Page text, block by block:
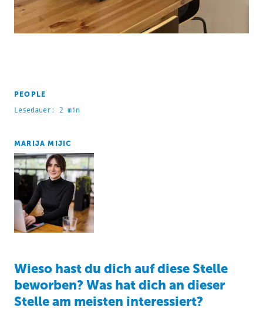
PEOPLE
Lesedauer: 2 min
MARIJA MIJIC
Wieso hast du dich auf diese Stelle
beworben? Was hat dich an dieser
Stelle am meisten interessiert?